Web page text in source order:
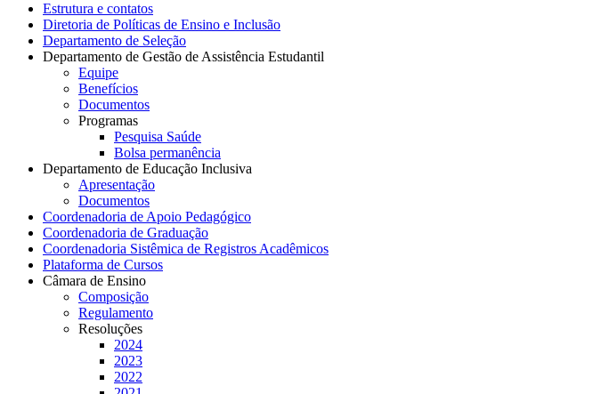
Estrutura e contatos
Diretoria de Políticas de Ensino e Inclusão
Departamento de Seleção
Departamento de Gestão de Assistência Estudantil
Equipe
Benefícios
Documentos
Programas
Pesquisa Saúde
Bolsa permanência
Departamento de Educação Inclusiva
Apresentação
Documentos
Coordenadoria de Apoio Pedagógico
Coordenadoria de Graduação
Coordenadoria Sistêmica de Registros Acadêmicos
Plataforma de Cursos
Câmara de Ensino
Composição
Regulamento
Resoluções
2024
2023
2022